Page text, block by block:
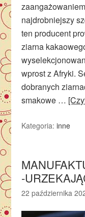
najdrobniejszy
ten producent
ziarna
wprost z Afryki.
dobranych
smakowe …
Kategoria:inne
-
22 października